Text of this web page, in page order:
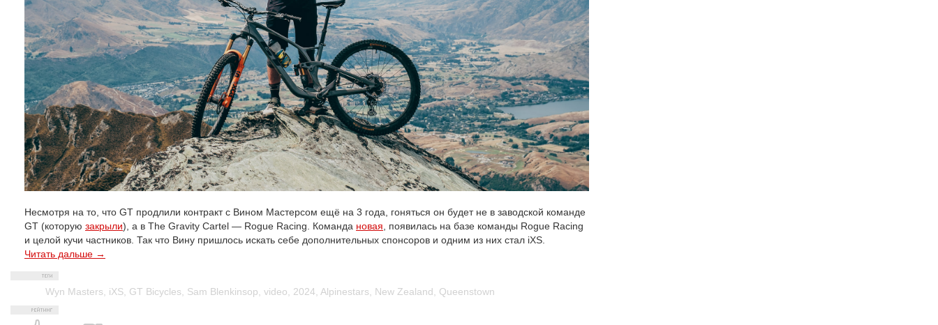
Несмотря на то, что GT продлили контракт с Вином Мастерсом ещё на 3 года, гоняться он будет не в заводской команде
GT (которую закрыли), а в The Gravity Cartel — Rogue Racing. Команда новая , появилась на базе команды Rogue Racing
и целой кучи частников. Так что Вину пришлось искать себе дополнительных спонсоров и одним из них стал iXS.
Читать дальше →
Wyn Masters iXS GT Bicycles Sam Blenkinsop video 2024 Alpinestars New Zealand Queenstown